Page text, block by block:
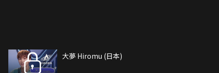
大夢 Hiromu (日本)